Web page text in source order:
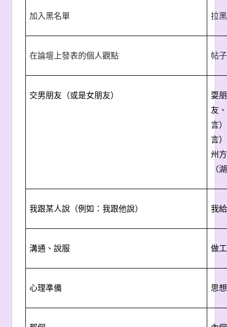
加入黑名單 拉黑
在論壇上發表的個人觀點 帖子
交男朋友（或是女朋友）
耍
友
言
言
州
（
我跟某人說（例如：我跟他說） 我
溝通、說服 做
心理準備 思